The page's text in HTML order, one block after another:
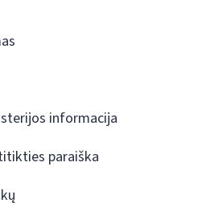
informacija
paraiška